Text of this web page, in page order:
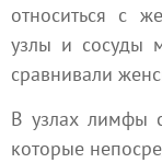
относиться с
узлы и сосуды
сравнивали
В узлах лимфы
которые